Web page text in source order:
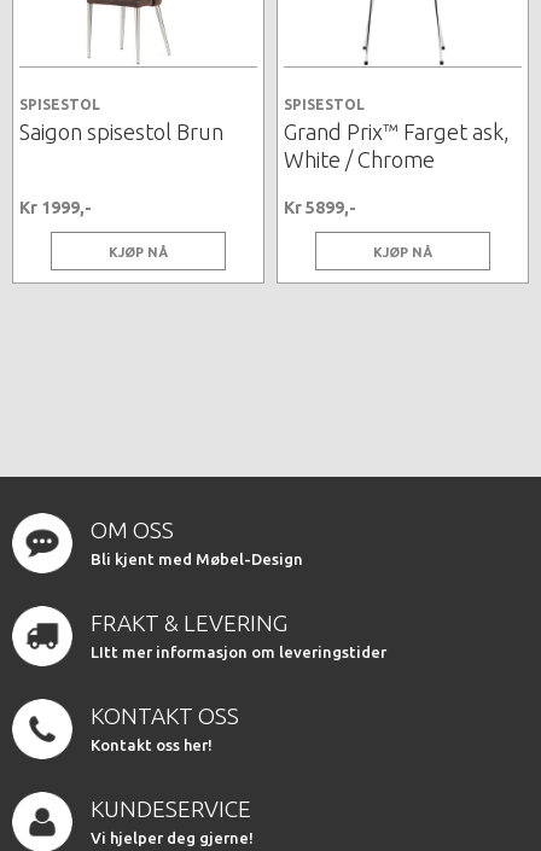
SPISESTOL
Saigon spisestol Brun
Kr 1999,-
KJØP NÅ
SPISESTOL
Grand Prix™ Farget ask,
White / Chrome
Kr 5899,-
KJØP NÅ
OM OSS
Bli kjent med Møbel-Design
FRAKT & LEVERING
LItt mer informasjon om leveringstider
KONTAKT OSS
Kontakt oss her!
KUNDESERVICE
Vi hjelper deg gjerne!